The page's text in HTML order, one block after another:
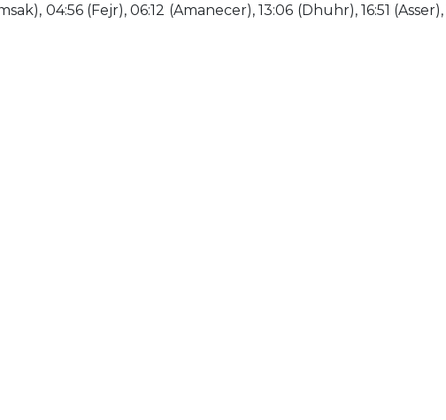
04:56 (Fejr), 06:12 (Amanecer), 13:06 (Dhuhr), 16:51